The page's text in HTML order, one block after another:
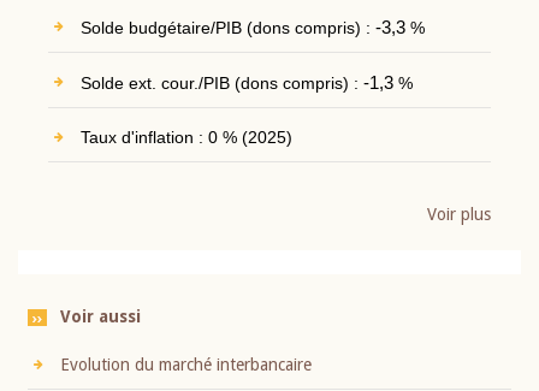
Solde budgétaire/PIB (dons compris) : -3,3%
Solde ext. cour./PIB (dons compris) : -1,3%
Taux d'inflation : 0 % (2025)
Voir plus
Voir aussi
Evolution du marché interbancaire